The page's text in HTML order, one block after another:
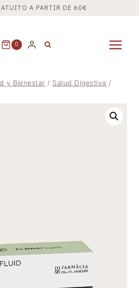
A PARTIR DE 60€
0
y Bienestar / Salud Digestiva /